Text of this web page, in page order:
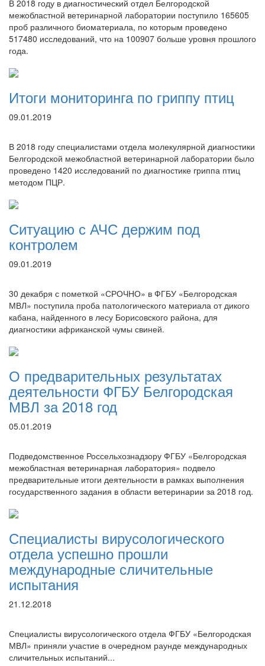
В 2018 году в диагностический отдел Белгородской
межобластной ветеринарной лаборатории поступило 165605
проб различного биоматериала, по которым проведено
517480 исследований, что на 100907 больше уровня прошлого
года.
Итоги мониторинга по гриппу птиц
09.01.2019
В 2018 году специалистами отдела молекулярной диагностики
Белгородской межобластной ветеринарной лаборатории было
проведено 1420 исследований по диагностике гриппа птиц
методом ПЦР.
Ситуацию с АЧС держим под
контролем
09.01.2019
30 декабря с пометкой «СРОЧНО» в ФГБУ «Белгородская
МВЛ» поступила проба патологического материала от дикого
кабана, найденного в лесу Борисовского района, для
диагностики африканской чумы свиней.
О предварительных результатах
деятельности ФГБУ Белгородская
МВЛ за 2018 год
05.01.2019
Подведомственное Россельхознадзору ФГБУ «Белгородская
межобластная ветеринарная лаборатория» подвело
предварительные итоги деятельности в рамках выполнения
государственного задания в области ветеринарии за 2018 год.
Специалисты вирусологического
отдела успешно прошли
международные сличительные
испытания
21.12.2018
Специалисты вирусологического отдела ФГБУ «Белгородская
МВЛ» приняли участие в очередном раунде международных
сличительных испытаний...